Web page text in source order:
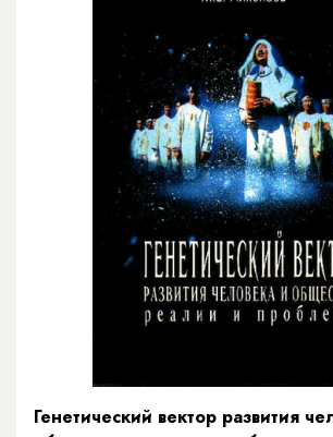
Генетический вектор развития